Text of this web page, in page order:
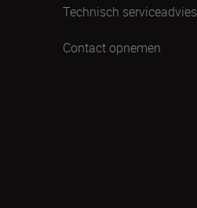
Technisch serviceadvies
Contact opnemen